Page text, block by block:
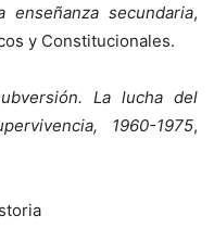
secundaria,
y Constitucionales.
La lucha del
1960-1975,